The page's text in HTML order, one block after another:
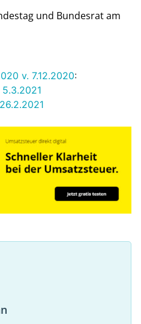
und Bundesrat am
v. 7.12.2020: